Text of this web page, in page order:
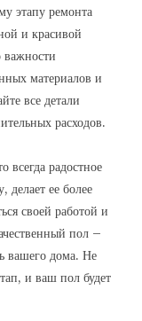
этапу ремонта
и красивой
важности
материалов и
все детали
расходов.
всегда радостное
делает ее более
своей работой и
пол –
вашего дома. Не
и ваш пол будет